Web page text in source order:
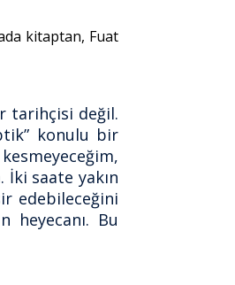
kitaptan, Fuat
tarihçisi değil.
konulu bir
saate yakın
edebileceğini
heyecanı. Bu